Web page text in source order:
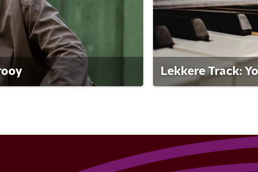
Lekkere Track: